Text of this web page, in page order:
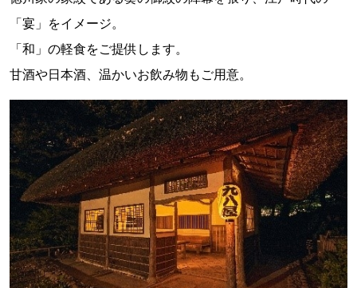
「宴」をイメージ。
「和」の軽⾷をご提供します。
⽢酒や⽇本酒、温かいお飲み物もご⽤意。